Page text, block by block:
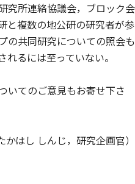
究所連絡協議会，ブロック会
と複数の地公研の研究者が参
の共同研究についての照会も
るには至っていない。
いてのご意見もお寄せ下さ
かはし しんじ，研究企画官）